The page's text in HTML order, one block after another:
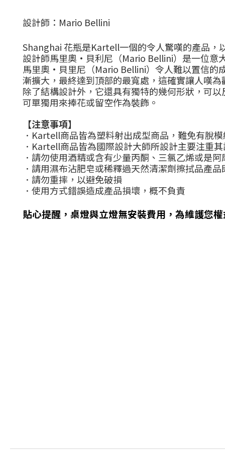
設計師 ：Mario Bellini
Shanghai 花瓶是Kartell一個的令人驚嘆的產品，
設計師馬里奧·貝利尼（Mario Bellini）是一位意
馬里奧·貝里尼（Mario Bellini）令人難以置信的
漸擴大，最終達到頂部的最寬處，這確實讓人嘆為
除了結構設計外，它還具有獨特的幾何形狀，可
可單獨用來捧花或留空作為裝飾。
【注意事項】
． Kartell商品皆為塑料射出成型商品，難免有脫
． Kartell商品皆為國際設計大師所設計主要注重
．請勿使用酒精或含有少量丙酮、三氯乙烯或是
．請用濕布沾肥皂或稀釋過天然清潔劑擦拭品產品
．請勿重摔，以避免破損
．使用方式錯誤造成產品損壞，概不負責
貼心提醒，桌燈與立燈無安裝費用，為維護您